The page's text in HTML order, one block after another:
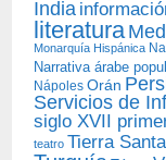
India
literatura
Monarquía Hispánica
Narrativa árabe
Nápoles Orán
Servicios de
siglo XVII
teatro Tierra Santa